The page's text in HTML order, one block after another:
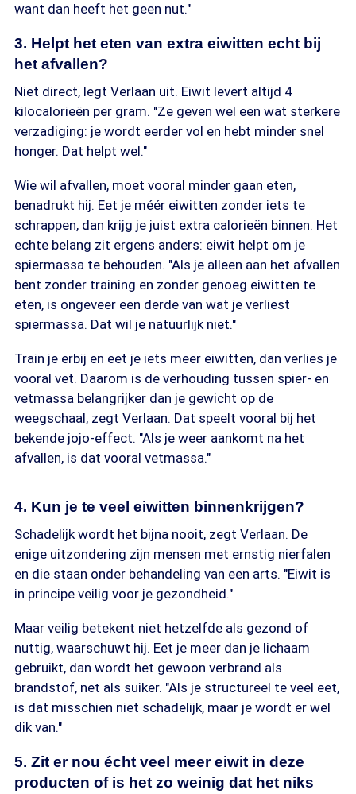
want dan heeft het geen nut."
3. Helpt het eten van extra eiwitten echt bij
het afvallen?
Niet direct, legt Verlaan uit. Eiwit levert altijd 4
kilocalorieën per gram. "Ze geven wel een wat sterkere
verzadiging: je wordt eerder vol en hebt minder snel
honger. Dat helpt wel."
Wie wil afvallen, moet vooral minder gaan eten,
benadrukt hij. Eet je méér eiwitten zonder iets te
schrappen, dan krijg je juist extra calorieën binnen. Het
echte belang zit ergens anders: eiwit helpt om je
spiermassa te behouden. "Als je alleen aan het afvallen
bent zonder training en zonder genoeg eiwitten te
eten, is ongeveer een derde van wat je verliest
spiermassa. Dat wil je natuurlijk niet."
Train je erbij en eet je iets meer eiwitten, dan verlies je
vooral vet. Daarom is de verhouding tussen spier- en
vetmassa belangrijker dan je gewicht op de
weegschaal, zegt Verlaan. Dat speelt vooral bij het
bekende jojo-effect. "Als je weer aankomt na het
afvallen, is dat vooral vetmassa."
4. Kun je te veel eiwitten binnenkrijgen?
Schadelijk wordt het bijna nooit, zegt Verlaan. De
enige uitzondering zijn mensen met ernstig nierfalen
en die staan onder behandeling van een arts. "Eiwit is
in principe veilig voor je gezondheid."
Maar veilig betekent niet hetzelfde als gezond of
nuttig, waarschuwt hij. Eet je meer dan je lichaam
gebruikt, dan wordt het gewoon verbrand als
brandstof, net als suiker. "Als je structureel te veel eet,
is dat misschien niet schadelijk, maar je wordt er wel
dik van."
5. Zit er nou écht veel meer eiwit in deze
producten of is het zo weinig dat het niks